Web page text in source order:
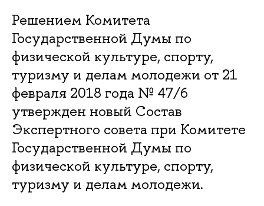
Решением Комитета
Государственной Думы по
физической культуре, спорту,
туризму и делам молодежи от 21
февраля 2018 года № 47/6
утвержден новый Состав
Экспертного совета при Комитете
Государственной Думы по
физической культуре, спорту,
туризму и делам молодежи.